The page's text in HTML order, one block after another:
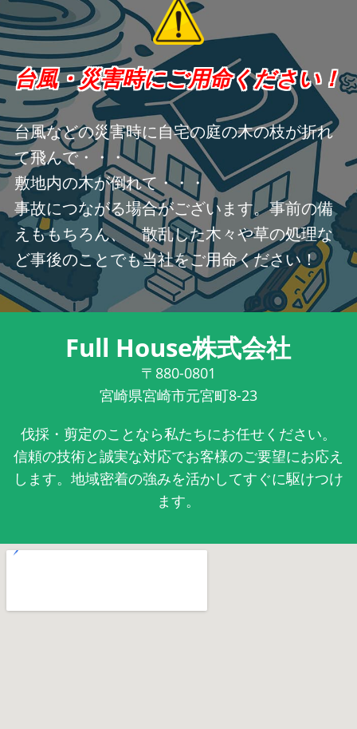
台風・災害時にご用命ください！
台風などの災害時に自宅の庭の木の枝が折れ
て飛んで・・・
敷地内の木が倒れて・・・
事故につながる場合がございます。事前の備
えももちろん、 散乱した木々や草の処理な
ど事後のことでも当社をご用命ください！
Full House株式会社
〒880-0801
宮崎県宮崎市元宮町8-23
伐採・剪定のことなら私たちにお任せください。
信頼の技術と誠実な対応でお客様のご要望にお応え
します。地域密着の強みを活かしてすぐに駆けつけ
ます。